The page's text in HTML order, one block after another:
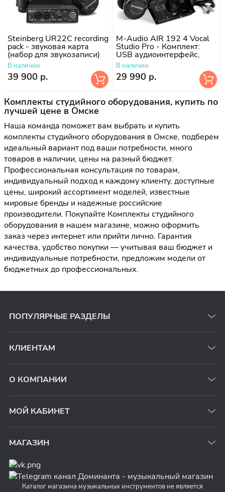
Steinberg UR22C recording
pack - звуковая карта
(набор для звукозаписи)
В наличии
39 900 р.
M-Audio AIR 192 4 Vocal
Studio Pro - Комплект:
USB аудиоинтерфейс,
наушники, студийный
микрофон
В наличии
29 990 р.
Комплекты студийного оборудования, купить по
лучшей цене в Омске
Наша команда поможет вам выбрать и купить
комплекты студийного оборудования в Омске, подберем
идеальный вариант под ваши потребности, много
товаров в наличии, цены на разный бюджет.
Профессиональная консультация по товарам,
индивидуальный подход к каждому клиенту, доступные
цены, широкий ассортимент моделей, известные
мировые бренды и надежные российские
производители. Покупайте Комплекты студийного
оборудования в нашем магазине, можно оформить
заказ через интернет или прийти лично. Гарантия
качества, удобство покупки — учитывая ваш бюджет и
индивидуальные потребности, предложим модели от
бюджетных до профессиональных.
ПОПУЛЯРНЫЕ РАЗДЕЛЫ
КЛИЕНТАМ
О КОМПАНИИ
МОЙ КАБИНЕТ
МАГАЗИН
Каталог магазина музыкальных инструментов не является